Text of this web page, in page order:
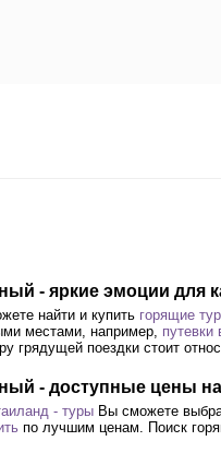
- яркие эмоции для
найти и купить горящие
местами, например, путевки
грядущей поездки стоит
- доступные цены
- туры Вы сможете
по лучшим ценам. Поиск